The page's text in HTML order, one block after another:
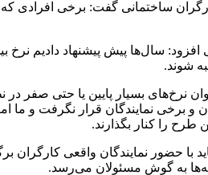
ساختمانی گفت: برخی
افزود: سال‌ها پیش پیشنهاد
شوند.
نرخ‌های بسیار پایین یا حتی
و برخی نمایندگان قرار نگرفت و
طرح را کنار بگذارند.
با حضور نمایندگان واقعی
به گوش مسئولان می‌رسد.